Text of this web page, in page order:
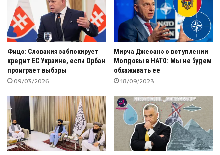
Фицо: Словакия заблокирует
кредит ЕС Украине, если Орбан
проиграет выборы
09/03/2026
Мирча Джеоанэ о вступлении
Молдовы в НАТО: Мы не будем
обхаживать ее
18/09/2023